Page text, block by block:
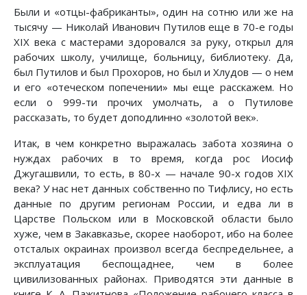
Были и «отцы-фабриканты», один на сотню или же на
тысячу — Николай Иванович Путилов еще в 70-е годы
XIX века с мастерами здоровался за руку, открыл для
рабочих школу, училище, больницу, библиотеку. Да,
был Путилов и был Прохоров, но был и Хлудов — о нем
и его «отеческом попечении» мы еще расскажем. Но
если о 999-ти прочих умолчать, а о Путилове
рассказать, то будет доподлинно «золотой век».
Итак, в чем конкретно выражалась забота хозяина о
нуждах рабочих в то время, когда рос Иосиф
Джугашвили, то есть, в 80-х — начале 90-х годов XIX
века? У нас нет данных собственно по Тифлису, но есть
данные по другим регионам России, и едва ли в
Царстве Польском или в Московской области было
хуже, чем в Закавказье, скорее наоборот, ибо на более
отсталых окраинах произвол всегда беспредельнее, а
эксплуатация беспощаднее, чем в более
цивилизованных районах. Приводятся эти данные в